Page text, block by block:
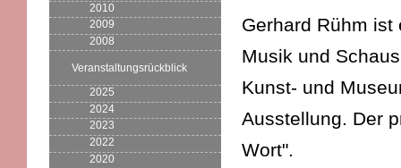
2010
2009
2008
Veranstaltungsrückblick
2025
2024
2023
2022
2020
Gerhard Rühm ist
Musik und
Kunst- und
Ausstellung. Der
Wort".